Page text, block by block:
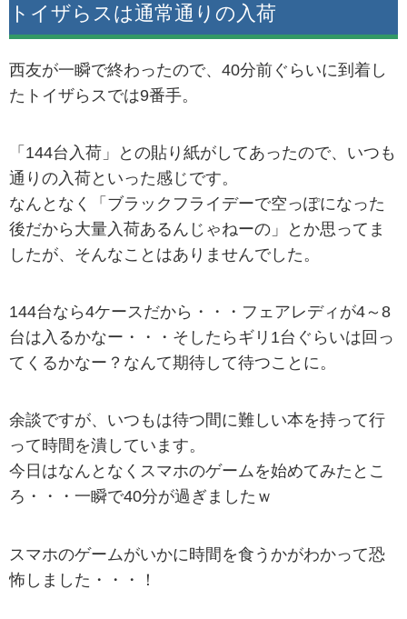
トイザらスは通常通りの入荷
西友が一瞬で終わったので、40分前ぐらいに到着し
たトイザらスでは9番手。
「144台入荷」との貼り紙がしてあったので、いつも
通りの入荷といった感じです。
なんとなく「ブラックフライデーで空っぽになった
後だから大量入荷あるんじゃねーの」とか思ってま
したが、そんなことはありませんでした。
144台なら4ケースだから・・・フェアレディが4～8
台は入るかなー・・・そしたらギリ1台ぐらいは回っ
てくるかなー？なんて期待して待つことに。
余談ですが、いつもは待つ間に難しい本を持って行
って時間を潰しています。
今日はなんとなくスマホのゲームを始めてみたとこ
ろ・・・一瞬で40分が過ぎましたｗ
スマホのゲームがいかに時間を食うかがわかって恐
怖しました・・・！